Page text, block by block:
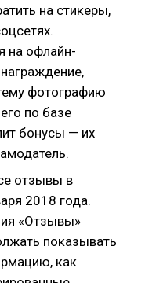
на стикеры,
на офлайн-
фотографию
по базе
бонусы — их
отзывы в
2018 года.
«Отзывы»
показывать
как